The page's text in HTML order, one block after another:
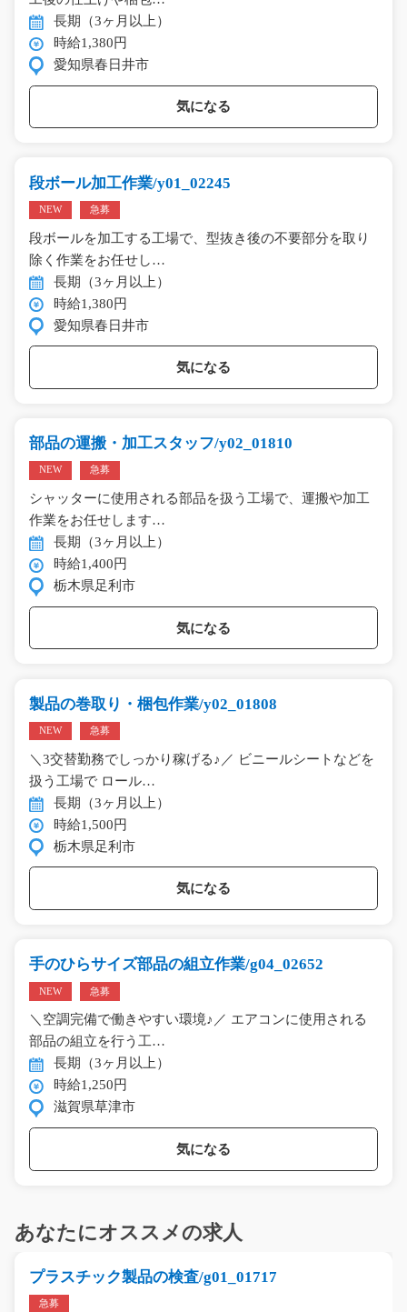
長期（3ヶ月以上）
時給1,380円
愛知県春日井市
気になる
段ボール加工作業/y01_02245
NEW 急募
段ボールを加工する工場で、型抜き後の不要部分を取り
除く作業をお任せし…
長期（3ヶ月以上）
時給1,380円
愛知県春日井市
気になる
部品の運搬・加工スタッフ/y02_01810
NEW 急募
シャッターに使用される部品を扱う工場で、運搬や加工
作業をお任せします…
長期（3ヶ月以上）
時給1,400円
栃木県足利市
気になる
製品の巻取り・梱包作業/y02_01808
NEW 急募
＼3交替勤務でしっかり稼げる♪／ ビニールシートなどを
扱う工場で ロール…
長期（3ヶ月以上）
時給1,500円
栃木県足利市
気になる
手のひらサイズ部品の組立作業/g04_02652
NEW 急募
＼空調完備で働きやすい環境♪／ エアコンに使用される
部品の組立を行う工…
長期（3ヶ月以上）
時給1,250円
滋賀県草津市
気になる
あなたにオススメの求人
プラスチック製品の検査/g01_01717
急募